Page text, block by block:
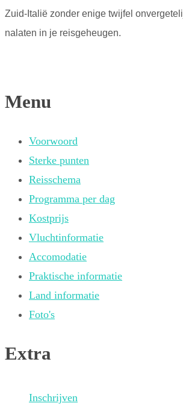
Zuid-Italië zonder enige twijfel
nalaten in je reisgeheugen.
Menu
Voorwoord
Sterke punten
Reisschema
Programma per dag
Kostprijs
Vluchtinformatie
Accomodatie
Praktische informatie
Land informatie
Foto's
Extra
Inschrijven